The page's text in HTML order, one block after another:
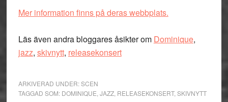
Mer information finns på deras webbplats.
Läs även andra bloggares åsikter om Dominique,
jazz, skivnytt, releasekonsert
ARKIVERAD UNDER:SCEN
TAGGAD SOM: DOMINIQUE JAZZ, RELEASEKONSERT, SKIVNYTT